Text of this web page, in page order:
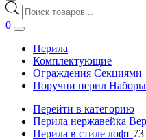
Поиск
товаров
0
Перила
Комплектующие
Ограждения Секциями
Поручни перил Наборы
Перейти в категорию
Перила нержавейка
Перила в стиле лофт 73